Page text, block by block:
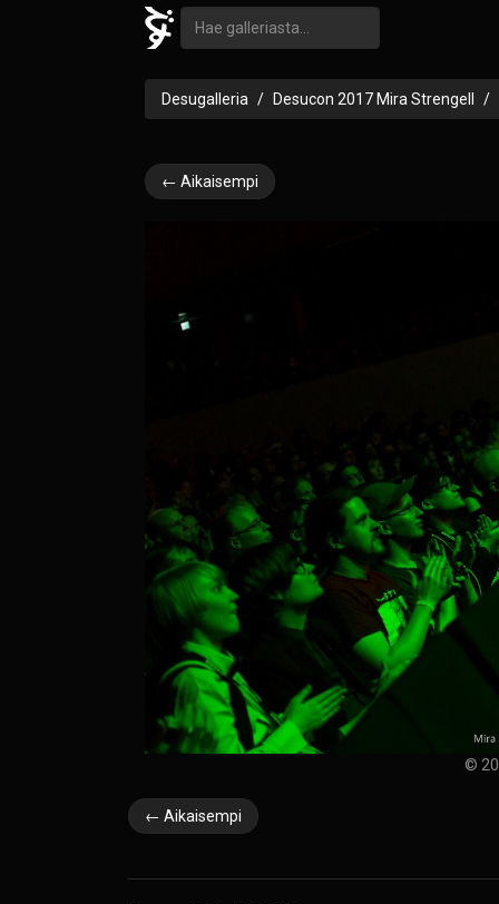
Desugalleria Desucon 2017 Mira Strengell
← Aikaisempi
©
← Aikaisempi